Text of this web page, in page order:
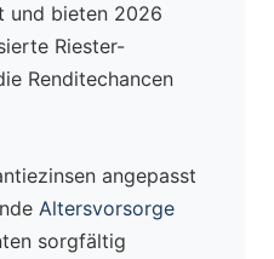
und bieten 2026
Riester-
Renditechancen
angepasst
Altersvorsorge
sorgfältig